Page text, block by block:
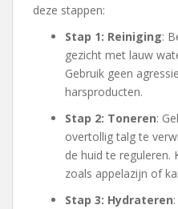
deze stappen:
Stap 1: Reiniging:
gezicht met lauw
Gebruik geen
harsproducten.
Stap 2: Toneren:
overtollig talg te
de huid te reguleren.
zoals appelazijn of
Stap 3: Hydrateren